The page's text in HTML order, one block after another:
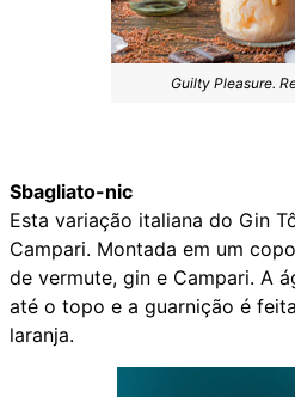
Guilty Pleasure.
Sbagliato-nic
Esta variação italiana do Gin
Campari. Montada em um
de vermute, gin e Campari. A
até o topo e a guarnição é
laranja.